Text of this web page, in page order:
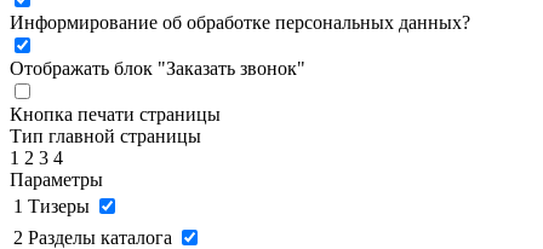
Информирование об обработке персональных данных?
Отображать блок "Заказать звонок"
Кнопка печати страницы
Тип главной страницы
1 2 3 4
Параметры
1 Тизеры
2 Разделы каталога